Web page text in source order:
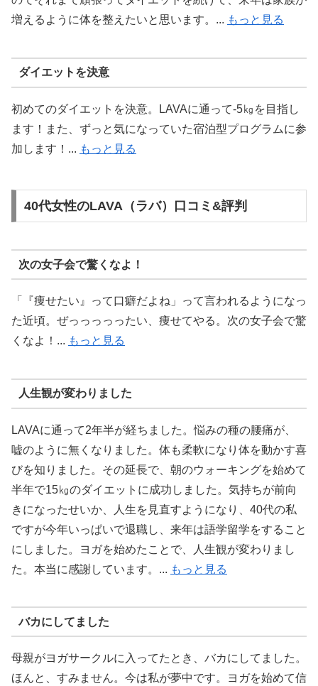
増えるように体を整えたいと思います。... もっと見る
ダイエットを決意
初めてのダイエットを決意。LAVAに通って-5㎏を目指し
ます！また、ずっと気になっていた宿泊型プログラムに参
加します！... もっと見る
40代女性のLAVA（ラバ）口コミ&評判
次の女子会で驚くなよ！
「『痩せたい』って口癖だよね」って言われるようになっ
た近頃。ぜっっっっったい、痩せてやる。次の女子会で驚
くなよ！... もっと見る
人生観が変わりました
LAVAに通って2年半が経ちました。悩みの種の腰痛が、
嘘のように無くなりました。体も柔軟になり体を動かす喜
びを知りました。その延長で、朝のウォーキングを始めて
半年で15㎏のダイエットに成功しました。気持ちが前向
きになったせいか、人生を見直すようになり、40代の私
ですが今年いっぱいで退職し、来年は語学留学をすること
にしました。ヨガを始めたことで、人生観が変わりまし
た。本当に感謝しています。... もっと見る
バカにしてました
母親がヨガサークルに入ってたとき、バカにしてました。
ほんと、すみません。今は私が夢中です。ヨガを始めて信